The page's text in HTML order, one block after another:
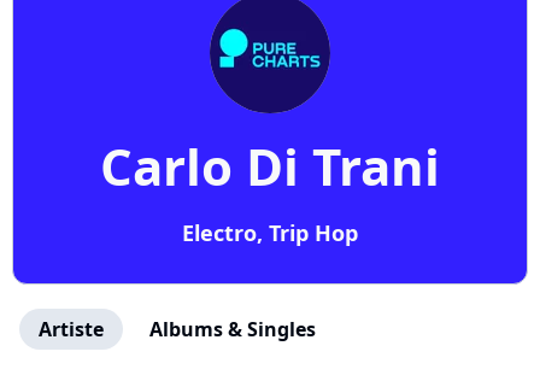
Carlo Di Trani
Electro, Trip Hop
Artiste Albums & Singles